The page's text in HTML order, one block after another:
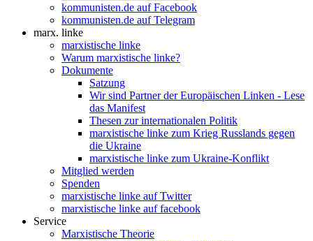
kommunisten.de auf Facebook
kommunisten.de auf Telegram
marx. linke
marxistische linke
Warum marxistische linke?
Dokumente
Satzung
Wir sind Partner der Europäischen Linken - Lese
das Manifest
Thesen zur internationalen Politik
marxistische linke zum Krieg Russlands gegen
die Ukraine
marxistische linke zum Ukraine-Konflikt
Mitglied werden
Spenden
marxistische linke auf Twitter
marxistische linke auf facebook
Service
Marxistische Theorie